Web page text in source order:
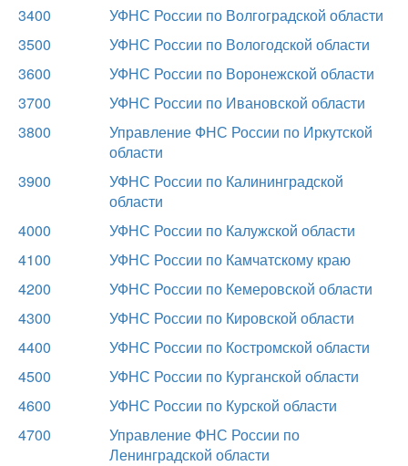
3400
УФНС России по Волгоградской области
3500
УФНС России по Вологодской области
3600
УФНС России по Воронежской области
3700
УФНС России по Ивановской области
3800
Управление ФНС России по Иркутской
области
3900
УФНС России по Калининградской
области
4000
УФНС России по Калужской области
4100
УФНС России по Камчатскому краю
4200
УФНС России по Кемеровской области
4300
УФНС России по Кировской области
4400
УФНС России по Костромской области
4500
УФНС России по Курганской области
4600
УФНС России по Курской области
4700
Управление ФНС России по
Ленинградской области